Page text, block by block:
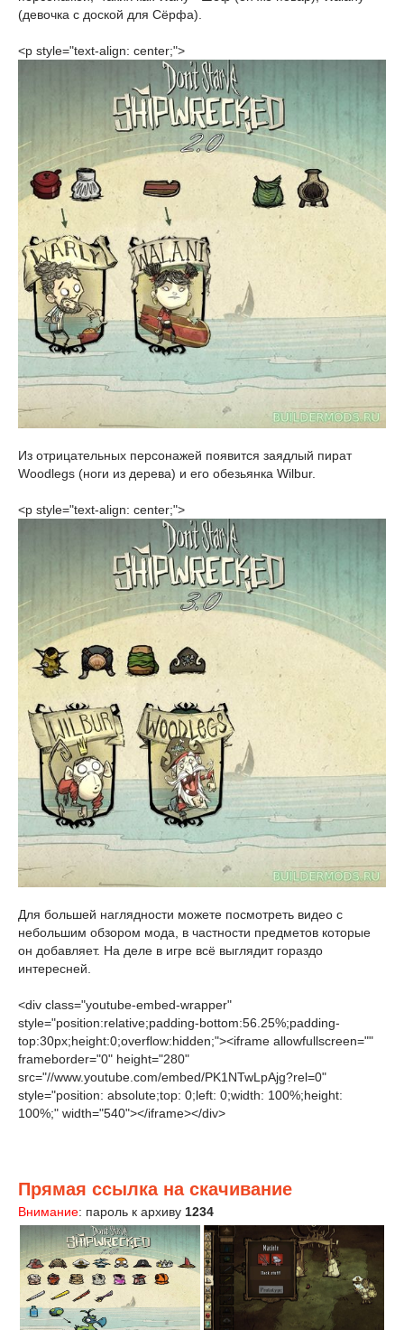
(девочка с доской для Сёрфа).
<p style="text-align: center;">
Из отрицательных персонажей появится заядлый пират
Woodlegs (ноги из дерева) и его обезьянка Wilbur.
<p style="text-align: center;">
Для большей наглядности можете посмотреть видео с
небольшим обзором мода, в частности предметов которые
он добавляет. На деле в игре всё выглядит гораздо
интересней.
<div class="youtube-embed-wrapper"
style="position:relative;padding-bottom:56.25%;padding-
top:30px;height:0;overflow:hidden;"><iframe allowfullscreen=""
frameborder="0" height="280"
src="//www.youtube.com/embed/PK1NTwLpAjg?rel=0"
style="position: absolute;top: 0;left: 0;width: 100%;height:
100%;" width="540"></iframe></div>
Прямая ссылка на скачивание
Внимание: пароль к архиву 1234